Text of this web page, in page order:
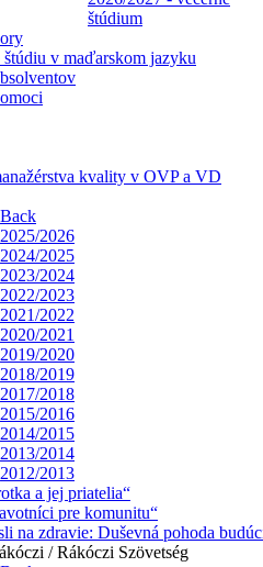
štúdium
v maďarskom jazyku
kvality v OVP a VD
Back
2025/2026
2024/2025
2023/2024
2022/2023
2021/2022
2020/2021
2019/2020
2018/2019
2017/2018
2015/2016
2014/2015
2013/2014
2012/2013
a jej priatelia“
pre komunitu“
na zdravie: Duševná pohoda
/ Rákóczi Szövetség